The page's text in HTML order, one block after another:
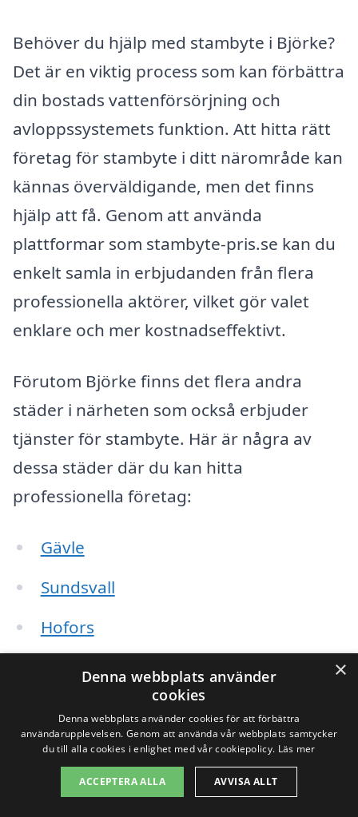
Behöver du hjälp med stambyte i Björke?
Det är en viktig process som kan förbättra
din bostads vattenförsörjning och
avloppssystemets funktion. Att hitta rätt
företag för stambyte i ditt närområde kan
kännas överväldigande, men det finns
hjälp att få. Genom att använda
plattformar som stambyte-pris.se kan du
enkelt samla in erbjudanden från flera
professionella aktörer, vilket gör valet
enklare och mer kostnadseffektivt.
Förutom Björke finns det flera andra
städer i närheten som också erbjuder
tjänster för stambyte. Här är några av
dessa städer där du kan hitta
professionella företag:
Gävle
Sundsvall
Hofors
Sandviken
Älvjö
Söderhamn
×
Denna webbplats använder
cookies
Denna webbplats använder cookies för att förbättra
användarupplevelsen. Genom att använda vår webbplats samtycker
du till alla cookies i enlighet med vår cookiepolicy. Läs mer
ACCEPTERA ALLA AVVISA ALLT